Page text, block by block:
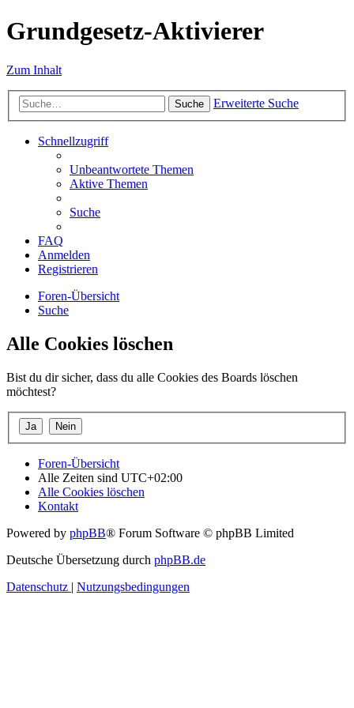
Grundgesetz-Aktivierer
Zum Inhalt
Suche Erweiterte Suche
Schnellzugriff
Unbeantwortete Themen
Aktive Themen
Suche
FAQ
Anmelden
Registrieren
Foren-Übersicht
Suche
Alle Cookies löschen
Bist du dir sicher, dass du alle Cookies des Boards löschen
möchtest?
Foren-Übersicht
Alle Zeiten sind UTC+02:00
Alle Cookies löschen
Kontakt
Powered by phpBB® Forum Software © phpBB Limited
Deutsche Übersetzung durch phpBB.de
Datenschutz | Nutzungsbedingungen